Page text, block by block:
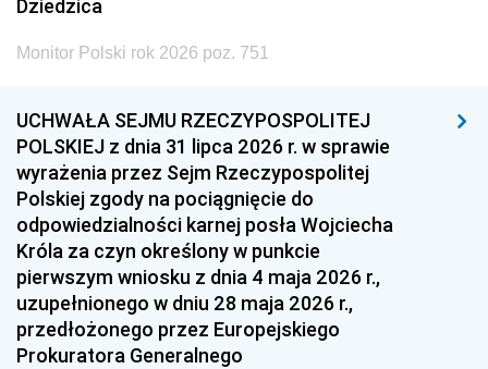
Dziedzica
Monitor Polski rok 2026 poz. 751
UCHWAŁA SEJMU RZECZYPOSPOLITEJ
POLSKIEJ z dnia 31 lipca 2026 r. w sprawie
wyrażenia przez Sejm Rzeczypospolitej
Polskiej zgody na pociągnięcie do
odpowiedzialności karnej posła Wojciecha
Króla za czyn określony w punkcie
pierwszym wniosku z dnia 4 maja 2026 r.,
uzupełnionego w dniu 28 maja 2026 r.,
przedłożonego przez Europejskiego
Prokuratora Generalnego